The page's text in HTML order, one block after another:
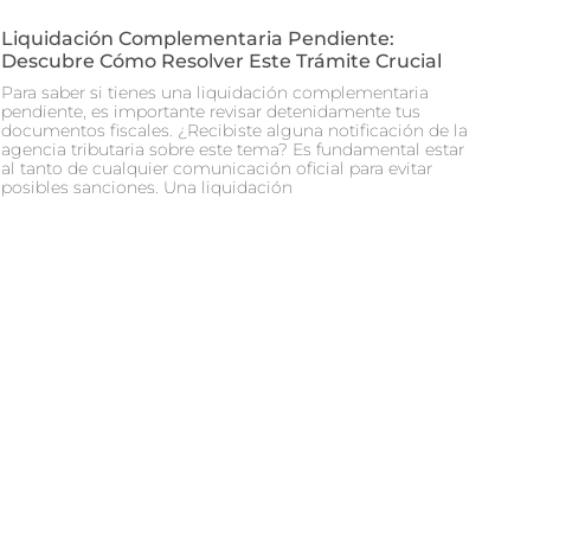
Liquidación Complementaria Pendiente:
Descubre Cómo Resolver Este Trámite Crucial
Para saber si tienes una liquidación complementaria
pendiente, es importante revisar detenidamente tus
documentos fiscales. ¿Recibiste alguna notificación de la
agencia tributaria sobre este tema? Es fundamental estar
al tanto de cualquier comunicación oficial para evitar
posibles sanciones. Una liquidación